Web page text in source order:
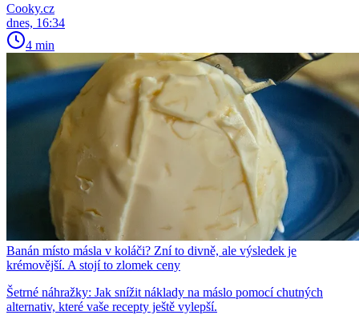
Cooky.cz
dnes, 16:34
4 min
Banán místo másla v koláči? Zní to divně, ale výsledek je
krémovější. A stojí to zlomek ceny
Šetrné náhražky: Jak snížit náklady na máslo pomocí chutných
alternativ, které vaše recepty ještě vylepší.